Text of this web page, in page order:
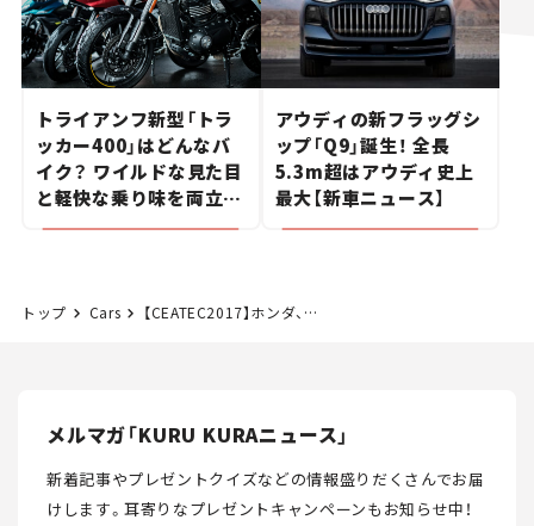
トライアンフ新型「トラ
ッカー400」はどんなバ
イク？ ワイルドな見た目
と軽快な乗り味を両立し
た400ccフラットトラッ
アウディの新フラッグシ
ップ「Q9」誕生！ 全長
5.3m超はアウディ史上
最大【新車ニュース】
トップ Cars 【CEATEC2017】ホンダ、EVの充電時間の長さを解消する方策を提案
メルマガ「KURU KURAニュース」
新着記事やプレゼントクイズなどの情報盛りだくさんでお届
けします。耳寄りなプレゼントキャンペーンもお知らせ中！